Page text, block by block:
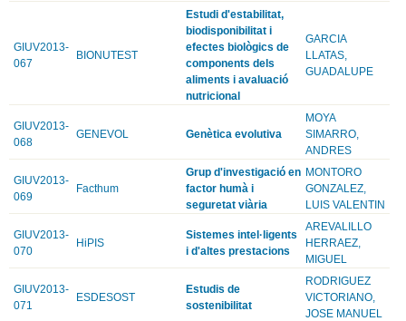
GIUV2013-
067
BIONUTEST
Estudi d'estabilitat,
biodisponibilitat i
efectes biològics de
components dels
aliments i avaluació
nutricional
GARCIA
LLATAS,
GUADALUPE
GIUV2013-
068
GENEVOL Genètica evolutiva
MOYA
SIMARRO,
ANDRES
GIUV2013-
069
Facthum
Grup d'investigació en
factor humà i
seguretat viària
MONTORO
GONZALEZ,
LUIS VALENTIN
GIUV2013-
070
HiPIS
Sistemes intel·ligents
i d'altes prestacions
AREVALILLO
HERRAEZ,
MIGUEL
GIUV2013-
071
ESDESOST
Estudis de
sostenibilitat
RODRIGUEZ
VICTORIANO,
JOSE MANUEL